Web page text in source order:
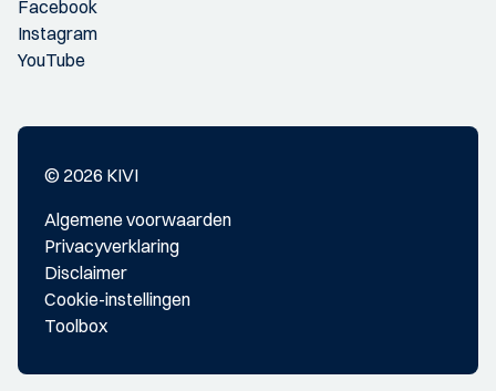
Facebook
Instagram
YouTube
© 2026 KIVI
Algemene voorwaarden
Privacyverklaring
Disclaimer
Cookie-instellingen
Toolbox